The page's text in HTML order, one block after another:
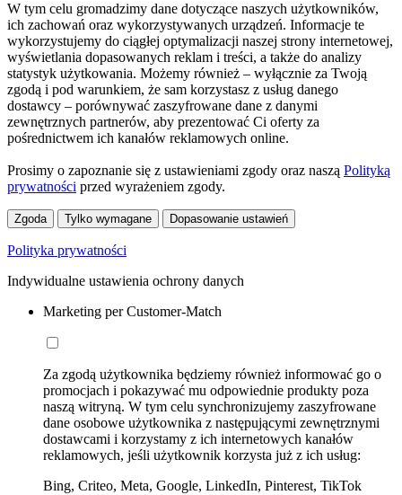
W tym celu gromadzimy dane dotyczące naszych użytkowników,
ich zachowań oraz wykorzystywanych urządzeń. Informacje te
wykorzystujemy do ciągłej optymalizacji naszej strony internetowej,
wyświetlania dopasowanych reklam i treści, a także do analizy
statystyk użytkowania. Możemy również – wyłącznie za Twoją
zgodą i pod warunkiem, że sam korzystasz z usług danego
dostawcy – porównywać zaszyfrowane dane z danymi
zewnętrznych partnerów, aby prezentować Ci oferty za
pośrednictwem ich kanałów reklamowych online.
Prosimy o zapoznanie się z ustawieniami zgody oraz naszą Polityką
prywatności przed wyrażeniem zgody.
Zgoda Tylko wymagane Dopasowanie ustawień
Polityka prywatności
Indywidualne ustawienia ochrony danych
Marketing per Customer-Match
Za zgodą użytkownika będziemy również informować go o
promocjach i pokazywać mu odpowiednie produkty poza
naszą witryną. W tym celu synchronizujemy zaszyfrowane
dane osobowe użytkownika z następującymi zewnętrznymi
dostawcami i korzystamy z ich internetowych kanałów
reklamowych, jeśli użytkownik korzysta już z ich usług:
Bing, Criteo, Meta, Google, LinkedIn, Pinterest, TikTok